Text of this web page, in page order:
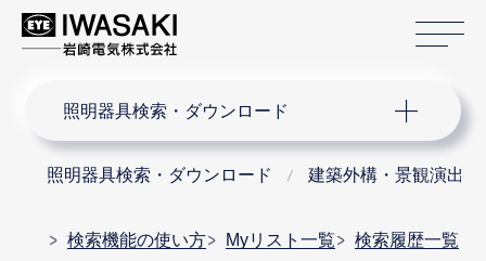
照明器具検索・ダウンロード
照明器具検索・ダウンロード 建築外構・景観演出用
検索機能の使い方 Myリスト一覧 検索履歴一覧